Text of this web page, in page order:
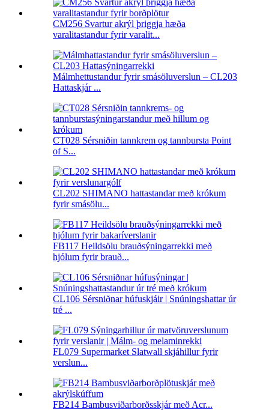
CM256 Svartur akrýl þriggja hæða
varalitastandur fyrir varalit...
Málmhettustandur fyrir smásöluverslun – CL203
Hattaskjár ...
CT028 Sérsniðin tannkrem og tannbursta Point
of S...
CL202 SHIMANO hattastandar með krókum
fyrir smásölu...
FB117 Heildsölu brauðsýningarrekki með
hjólum fyrir brauð...
CL106 Sérsniðnar húfuskjáir | Snúningshattar úr
tré ...
FL079 Supermarket Slatwall skjáhillur fyrir
verslun...
FB214 Bambusviðarborðsskjár með Acr...